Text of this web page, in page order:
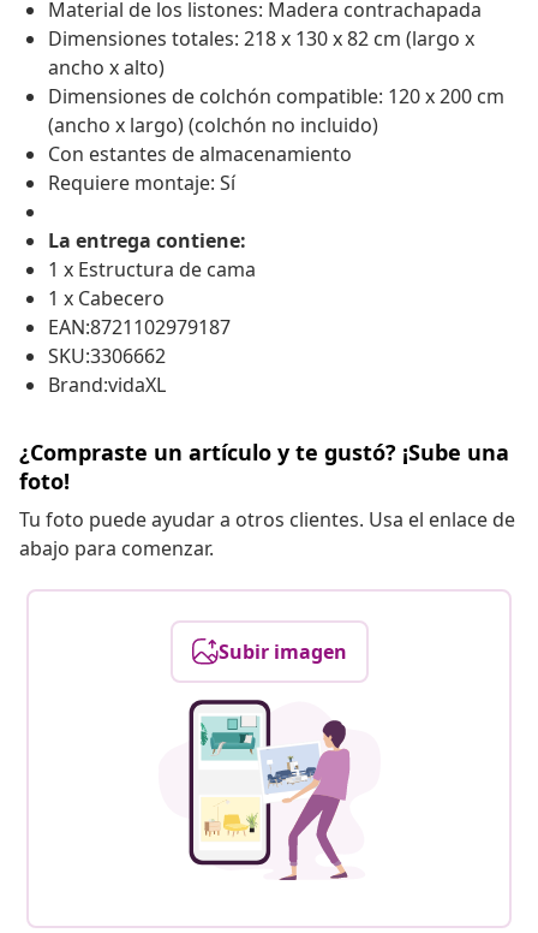
Material de los listones: Madera contrachapada
Dimensiones totales: 218 x 130 x 82 cm (largo x
ancho x alto)
Dimensiones de colchón compatible: 120 x 200 cm
(ancho x largo) (colchón no incluido)
Con estantes de almacenamiento
Requiere montaje: Sí
La entrega contiene:
1 x Estructura de cama
1 x Cabecero
EAN:8721102979187
SKU:3306662
Brand:vidaXL
¿Compraste un artículo y te gustó? ¡Sube una
foto!
Tu foto puede ayudar a otros clientes. Usa el enlace de
abajo para comenzar.
Subir imagen